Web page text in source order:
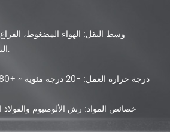
النيتروجين، الأرجون وغيرها).